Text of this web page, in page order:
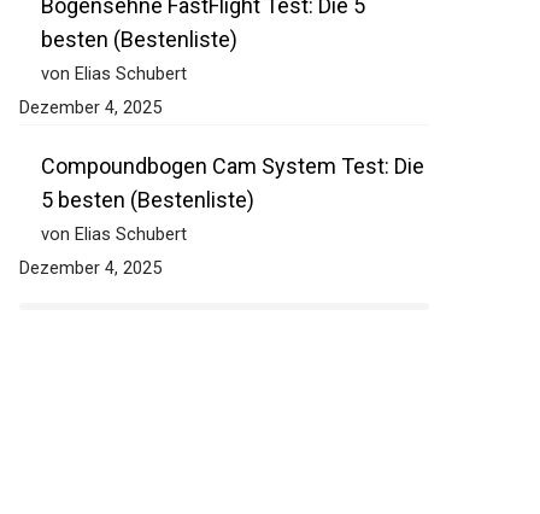
Bogensehne FastFlight Test: Die 5
besten (Bestenliste)
von Elias Schubert
Compoundbogen Cam System Test:
Die 5 besten (Bestenliste)
von Elias Schubert